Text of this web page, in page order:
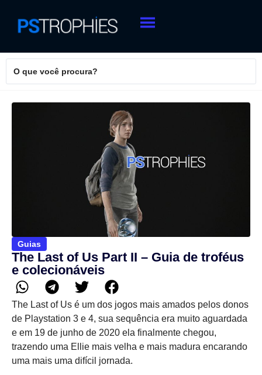
Guias
The Last of Us Part II – Guia de troféus
e colecionáveis
The Last of Us é um dos jogos mais amados pelos donos
de Playstation 3 e 4, sua sequência era muito aguardada
e em 19 de junho de 2020 ela finalmente chegou,
trazendo uma Ellie mais velha e mais madura encarando
uma mais uma difícil jornada.